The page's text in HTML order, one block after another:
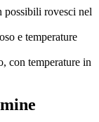
possibili rovesci nel
e temperature
con temperature in